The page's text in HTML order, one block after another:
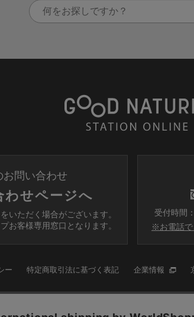
お問い合わせ
わせページへ
いただく場合がございます。
お客様専用窓口となります。
受付時間
※お電話で
ー 特定商取引法に基づく表記 企業情報